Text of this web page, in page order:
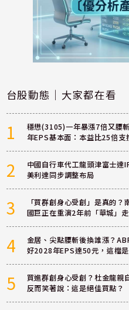
台股動態｜大家都在看
1
穩懋(3105)一年暴漲7倍又腰
年EPS基本面：本益比25倍支
2
中國自行車代工龍頭津富士
美利達同步調整布局
3
「買群創身心受創」是真的
國巨正在重演2年前「華城」走
4
金居、尖點腰斬後換誰漲？
好2028年EPS達50元，這檔
5
買進群創身心受創？杜金龍親
反而笑著說：這是絕佳買點？